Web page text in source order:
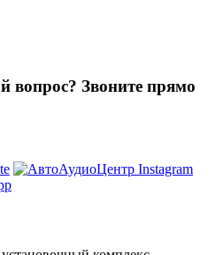
вопрос? Звоните прямо